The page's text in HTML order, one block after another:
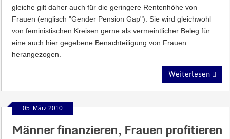
gleiche gilt daher auch für die geringere Rentenhöhe von
Frauen (englisch "Gender Pension Gap"). Sie wird gleichwohl
von feministischen Kreisen gerne als vermeintlicher Beleg für
eine auch hier gegebene Benachteiligung von Frauen
herangezogen.
Weiterlesen
05. März 2010
Männer finanzieren, Frauen profitieren